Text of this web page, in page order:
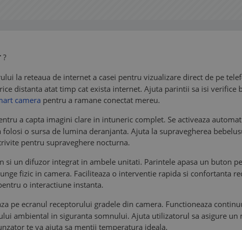
?
la reteaua de internet a casei pentru vizualizare direct de pe
distanta atat timp cat exista internet. Ajuta parintii sa isi verifice
camera pentru a ramane conectat mereu.
a capta imagini clare in intuneric complet. Se activeaza
o sursa de lumina deranjanta. Ajuta la supravegherea
pentru supraveghere nocturna.
si un difuzor integrat in ambele unitati. Parintele apasa un buton
fizic in camera. Faciliteaza o interventie rapida si confortanta
o interactiune instanta.
pe ecranul receptorului gradele din camera. Functioneaza
ambiental in siguranta somnului. Ajuta utilizatorul sa asigure
te va ajuta sa mentii temperatura ideala.